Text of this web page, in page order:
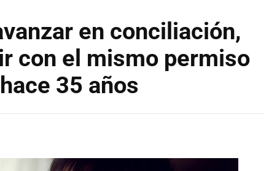
en conciliación,
con el mismo permiso
35 años